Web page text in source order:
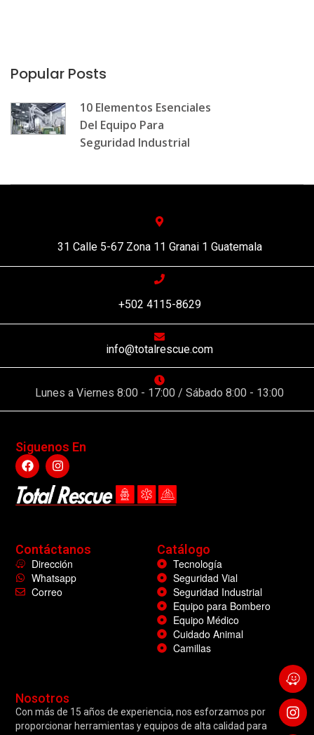
Popular Posts
10 Elementos Esenciales
Del Equipo Para
Seguridad Industrial
31 Calle 5-67 Zona 11 Granai 1 Guatemala
+502 4115-8629
info@totalrescue.com
Lunes a Viernes 8:00 - 17:00 / Sábado 8:00 - 13:00
Nosotros
Con más de 15 años de experiencia, nos esforzamos por
proporcionar herramientas y equipos de alta calidad para
Catálogo
Tecnología
Seguridad Vial
Seguridad Industrial
Equipo para Bombero
Equipo Médico
Cuidado Animal
Camillas
Contáctanos
Dirección
Whatsapp
Correo
Siguenos En